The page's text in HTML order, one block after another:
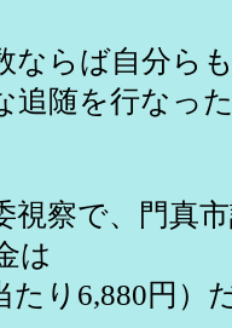
らば自分ら
追随を行なっ
察で、門真
は
り6,880円）